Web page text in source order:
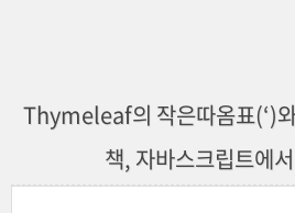
Thymeleaf의 작은따옴표(‘)
책, 자바스크립트에